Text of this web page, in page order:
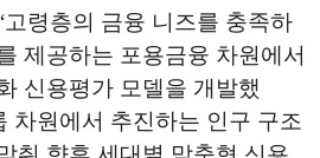
령층의 금융 니즈를 충족하
제공하는 포용금융 차원에서
신용평가 모델을 개발했
차원에서 추진하는 인구 구조